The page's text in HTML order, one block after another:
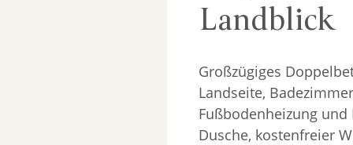
Landblick
Großzügiges
Landseite,
Fußbodenheizung
Dusche, kostenfreier